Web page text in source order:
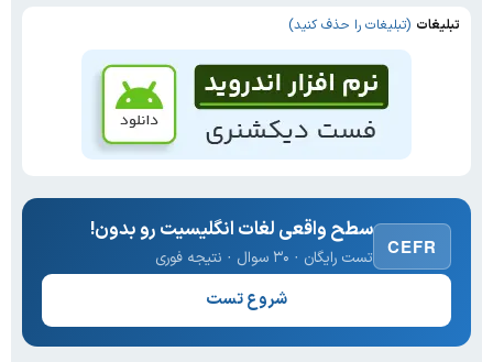
تبلیغات (تبلیغات را حذف کنید)
CEFR
سطح واقعی لغات انگلیسیت رو بدون!
تست رایگان · ۳۰ سوال · نتیجه فوری
شروع تست